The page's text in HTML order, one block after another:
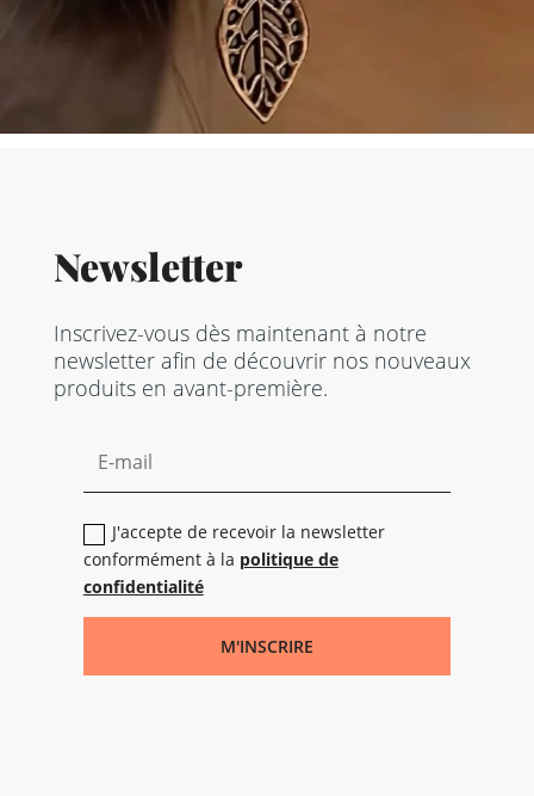
Newsletter
Inscrivez-vous dès maintenant à notre
newsletter afin de découvrir nos nouveaux
produits en avant-première.
J'accepte de recevoir la newsletter
conformément à la politique de
confidentialité
M'INSCRIRE